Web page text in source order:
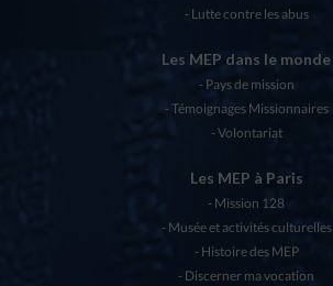
Lutte contre les abus
Les MEP dans le monde
Pays de mission
Témoignages Missionnaires
Volontariat
Les MEP à Paris
Mission 128
Musée et activités culturelles
Histoire des MEP
Discerner ma vocation